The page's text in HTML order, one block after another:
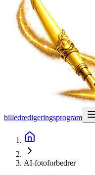
billedredigeringsprogram
AI-fotoforbedrer